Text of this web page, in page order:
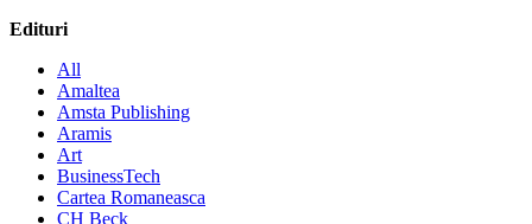
Edituri
All
Amaltea
Amsta Publishing
Aramis
Art
BusinessTech
Cartea Romaneasca
CH Beck